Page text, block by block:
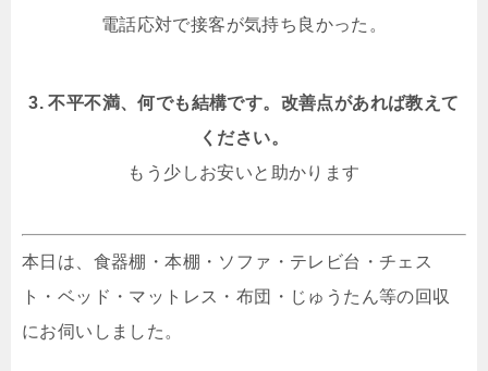
電話応対で接客が気持ち良かった。
3. 不平不満、何でも結構です。改善点があれば教えて
ください。
もう少しお安いと助かります
本日は、食器棚・本棚・ソファ・テレビ台・チェス
ト・ベッド・マットレス・布団・じゅうたん等の回収
にお伺いしました。